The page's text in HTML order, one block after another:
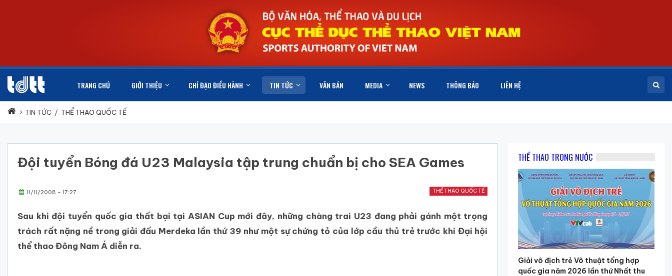
TRANG CHỦ GIỚI THIỆU CHỈ ĐẠO ĐIỀU HÀNH TIN TỨC VĂN BẢN MEDIA NEWS THÔNG BÁO LIÊN HỆ
TIN TỨC / THỂ THAO QUỐC TẾ
Đội tuyển Bóng đá U23 Malaysia tập trung chuẩn bị cho SEA Games
THỂ THAO QUỐC TẾ
11/11/2008 - 17:27
Sau khi đội tuyển quốc gia thất bại tại ASIAN Cup mới đây, những chàng trai U23 đang phải gánh một trọng
trách rất nặng nề trong giải đấu Merdeka lần thứ 39 như một sự chứng tỏ của lớp cầu thủ trẻ trước khi Đại hội
thể thao Đông Nam Á diễn ra.
THỂ THAO TRONG NƯỚC
Giải vô địch trẻ Võ thuật tổng hợp
quốc gia năm 2026 lần thứ Nhất thu